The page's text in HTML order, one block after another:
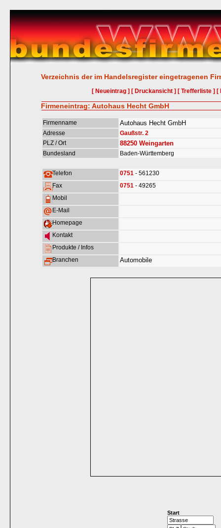
Verzeichnis der im Handelsregister eingetragenen
[ Neueintrag ] [ Druckansicht ] [ Trefferliste ] [
Firmeneintrag: Autohaus Hecht GmbH
Firmenname Autohaus Hecht GmbH
Adresse
Gaußstr. 2
PLZ / Ort
88250 Weingarten
Bundesland Baden-Württemberg
Telefon 0751 - 561230
Fax
0751 - 49265
Mobil
E-Mail
Homepage
Kontakt
Produkte / Infos
Branchen
Automobile
Start